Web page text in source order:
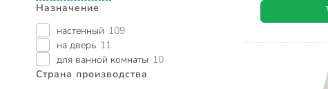
Назначение
настенный 109
на дверь 11
для ванной комнаты 10
Страна производства